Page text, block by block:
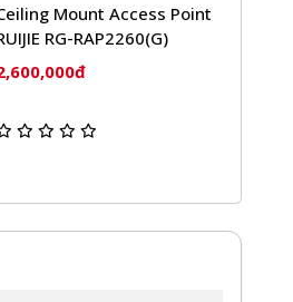
Bộ phát wifi Aruba Instant
On AP11 (RW) Access Point
(R2W96A)
2,450,000đ